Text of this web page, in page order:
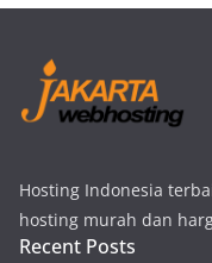
Hosting Indonesia
hosting murah dan
Recent Posts